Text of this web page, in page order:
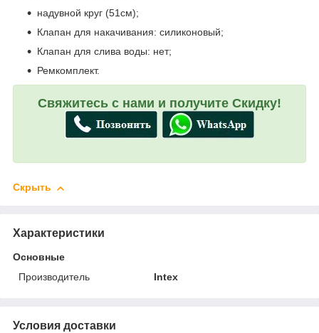
надувной круг (51см);
Клапан для накачивания: силиконовый;
Клапан для слива воды: нет;
Ремкомплект.
Свяжитесь с нами и получите Скидку!
Скрыть
Характеристики
Основные
Производитель
Intex
Условия доставки